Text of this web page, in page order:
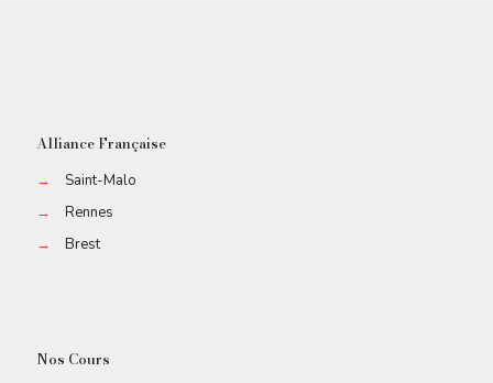
Alliance Française
→
Saint-Malo
→
Rennes
→
Brest
Nos Cours